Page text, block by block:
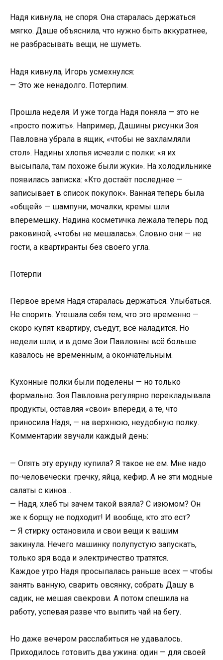
Надя кивнула, не споря. Она старалась держаться
мягко. Даше объяснила, что нужно быть аккуратнее,
не разбрасывать вещи, не шуметь.
Надя кивнула, Игорь усмехнулся:
— Это же ненадолго. Потерпим.
Прошла неделя. И уже тогда Надя поняла — это не
«просто пожить». Например, Дашины рисунки Зоя
Павловна убрала в ящик, «чтобы не захламляли
стол». Надины хлопья исчезли с полки: «я их
высыпала, там похоже были жуки». На холодильнике
появилась записка: «Кто достаёт последнее —
записывает в список покупок». Ванная теперь была
«общей» — шампуни, мочалки, кремы шли
вперемешку. Надина косметичка лежала теперь под
раковиной, «чтобы не мешалась». Словно они — не
гости, а квартиранты без своего угла.
Потерпи
Первое время Надя старалась держаться. Улыбаться.
Не спорить. Утешала себя тем, что это временно —
скоро купят квартиру, съедут, всё наладится. Но
недели шли, и в доме Зои Павловны всё больше
казалось не временным, а окончательным.
Кухонные полки были поделены — но только
формально. Зоя Павловна регулярно перекладывала
продукты, оставляя «свои» впереди, а те, что
приносила Надя, — на верхнюю, неудобную полку.
Комментарии звучали каждый день:
— Опять эту ерунду купила? Я такое не ем. Мне надо
по-человечески: гречку, яйца, кефир. А не эти модные
салаты с киноа…
— Надя, хлеб ты зачем такой взяла? С изюмом? Он
же к борщу не подходит! И вообще, кто это ест?
— Я стирку остановила и свои вещи к вашим
закинула. Нечего машинку полупустую запускать,
только зря вода и электричество тратятся.
Каждое утро Надя просыпалась раньше всех — чтобы
занять ванную, сварить овсянку, собрать Дашу в
садик, не мешая свекрови. А потом спешила на
работу, успевая разве что выпить чай на бегу.
Но даже вечером расслабиться не удавалось.
Приходилось готовить два ужина: один — для своей